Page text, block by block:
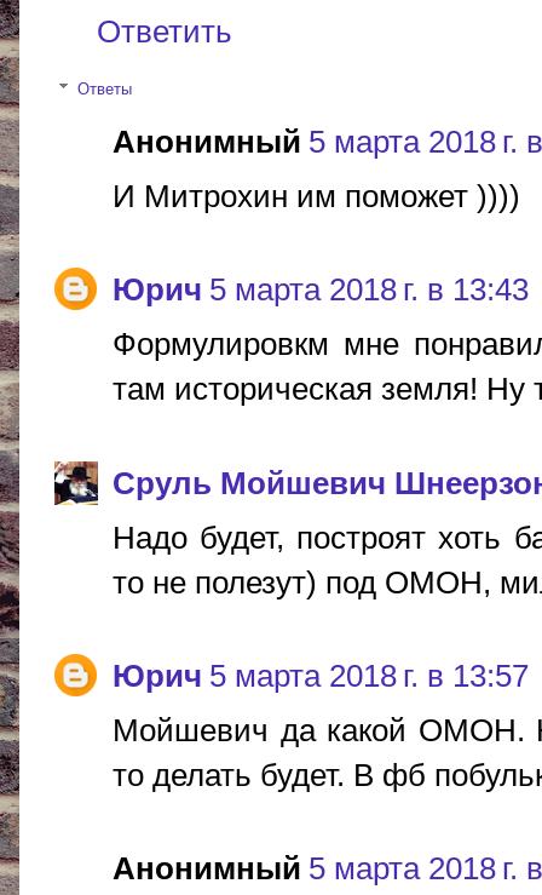
Ответить
Ответы
Анонимный 5 марта 2018 г.
И Митрохин им поможет ))))
Юрич 5 марта 2018 г. в 13:43
Формулировкм мне
там историческая земля! Ну
Сруль Мойшевич
Надо будет, построят хоть
то не полезут) под ОМОН,
Юрич 5 марта 2018 г. в 13:57
Мойшевич да какой ОМОН.
то делать будет. В фб
Анонимный 5 марта 2018 г.